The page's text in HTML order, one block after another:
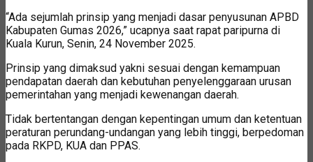
“Ada sejumlah prinsip yang menjadi dasar penyusunan APBD
Kabupaten Gumas 2026,” ucapnya saat rapat paripurna di
Kuala Kurun, Senin, 24 November 2025.
Prinsip yang dimaksud yakni sesuai dengan kemampuan
pendapatan daerah dan kebutuhan penyelenggaraan urusan
pemerintahan yang menjadi kewenangan daerah.
Tidak bertentangan dengan kepentingan umum dan ketentuan
peraturan perundang-undangan yang lebih tinggi, berpedoman
pada RKPD, KUA dan PPAS.